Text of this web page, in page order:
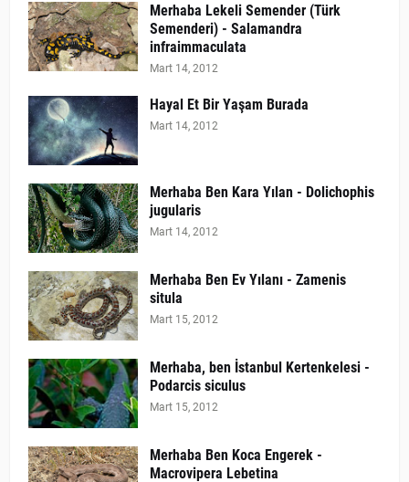
Merhaba Lekeli Semender (Türk
Semenderi) - Salamandra
infraimmaculata
Mart 14, 2012
Hayal Et Bir Yaşam Burada
Mart 14, 2012
Merhaba Ben Kara Yılan - Dolichophis
jugularis
Mart 14, 2012
Merhaba Ben Ev Yılanı - Zamenis
situla
Mart 15, 2012
Merhaba, ben İstanbul Kertenkelesi -
Podarcis siculus
Mart 15, 2012
Merhaba Ben Koca Engerek -
Macrovipera Lebetina